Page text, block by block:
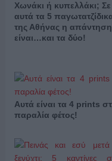
Χωνάκι ή κυπελλάκι; Σε
αυτά τα 5
της Αθήνας η απάντηση
είναι…και τα δύο!
Αυτά είναι τα 4 prints
παραλία φέτος!